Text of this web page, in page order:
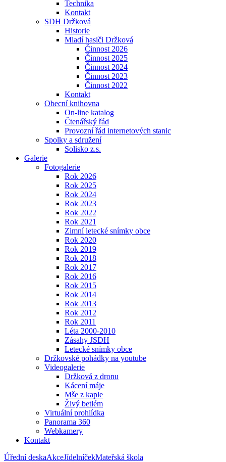
Technika
Kontakt
SDH Držková
Historie
Mladí hasiči Držková
Činnost 2026
Činnost 2025
Činnost 2024
Činnost 2023
Činnost 2022
Kontakt
Obecní knihovna
On-line katalog
Čtenářský řád
Provozní řád internetových stanic
Spolky a sdružení
Solisko z.s.
Galerie
Fotogalerie
Rok 2026
Rok 2025
Rok 2024
Rok 2023
Rok 2022
Rok 2021
Zimní letecké snímky obce
Rok 2020
Rok 2019
Rok 2018
Rok 2017
Rok 2016
Rok 2015
Rok 2014
Rok 2013
Rok 2012
Rok 2011
Léta 2000-2010
Zásahy JSDH
Letecké snímky obce
Držkovské pohádky na youtube
Videogalerie
Držková z dronu
Kácení máje
Mše z kaple
Živý betlém
Virtuální prohlídka
Panorama 360
Webkamery
Kontakt
Úřední deskaAkceJídelníčekMateřská škola